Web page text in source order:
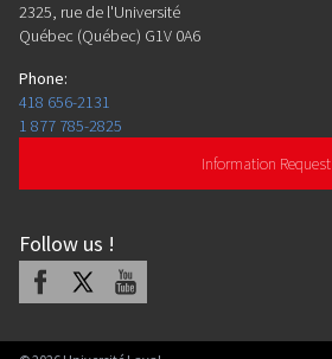
2325, rue de l'Université
Québec (Québec) G1V 0A6
Phone:
418 656-2131
1 877 785-2825
Information Request
Follow us !
Facebook Youtube